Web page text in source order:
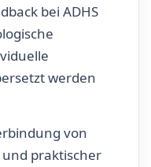
bei ADHS
werden
von
und praktischer